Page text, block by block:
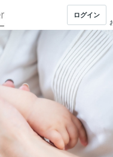
ログイン